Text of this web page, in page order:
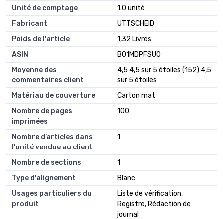
Unité de comptage
1.0 unité
Fabricant
UTTSCHEID
Poids de l'article
1,32 Livres
ASIN
B01MDPFSU0
Moyenne des
commentaires client
4,5 4,5 sur 5 étoiles (152) 4,5
sur 5 étoiles
Matériau de couverture
Carton mat
Nombre de pages
imprimées
100
Nombre d’articles dans
l'unité vendue au client
1
Nombre de sections
1
Type d'alignement
Blanc
Usages particuliers du
produit
Liste de vérification,
Registre, Rédaction de
journal